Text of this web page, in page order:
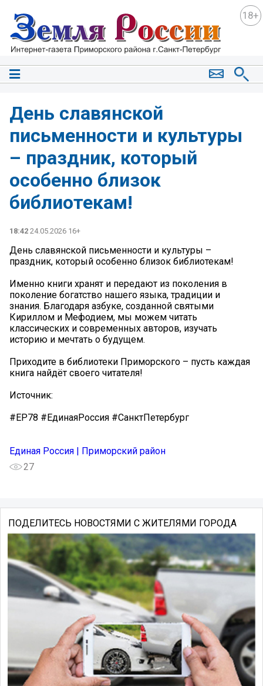
18+
День славянской
письменности и культуры
– праздник, который
особенно близок
библиотекам!
18:42 24.05.2026 16+
День славянской письменности и культуры –
праздник, который особенно близок библиотекам!
Именно книги хранят и передают из поколения в
поколение богатство нашего языка, традиции и
знания. Благодаря азбуке, созданной святыми
Кириллом и Мефодием, мы можем читать
классических и современных авторов, изучать
историю и мечтать о будущем.
Приходите в библиотеки Приморского – пусть каждая
книга найдёт своего читателя!
Источник:
#ЕР78 #ЕдинаяРоссия #СанктПетербург
Единая Россия | Приморский район
27
ПОДЕЛИТЕСЬ НОВОСТЯМИ С ЖИТЕЛЯМИ ГОРОДА